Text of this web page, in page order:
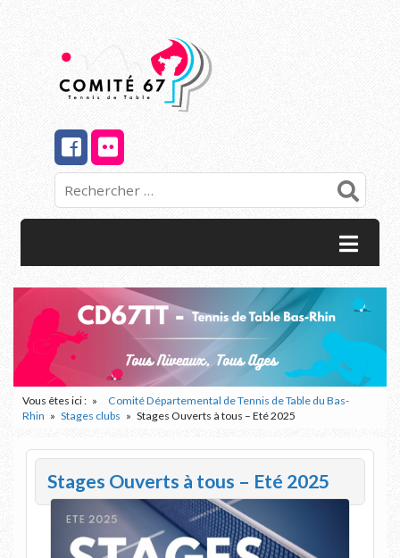
Vous êtes ici :
Comité Départemental de Tennis de Table du Bas-
Rhin
Stages clubs Stages Ouverts à tous – Eté 2025
Stages Ouverts à tous – Eté 2025